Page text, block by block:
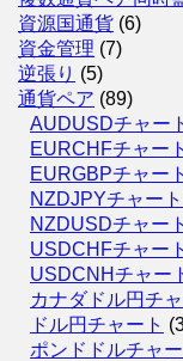
資源国通貨 (6)
資金管理 (7)
逆張り (5)
通貨ペア (89)
AUDUSDチャー
EURCHFチャート
EURGBPチャート
NZDJPYチャート
NZDUSDチャート
USDCHFチャート
USDCNHチャー
カナダドル円チ
ドル円チャート
ポンドドルチャー